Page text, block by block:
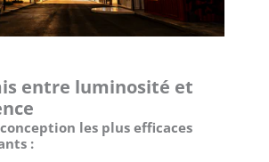
entre luminosité et
les plus efficaces
: